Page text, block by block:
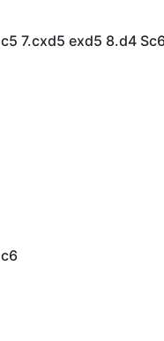
7.cxd5 exd5 8.d4